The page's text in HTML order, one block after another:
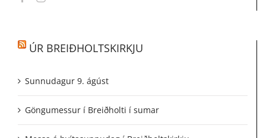
ÚR BREIÐHOLTSKIRKJU
Sunnudagur 9. ágúst
Göngumessur í Breiðholti í sumar